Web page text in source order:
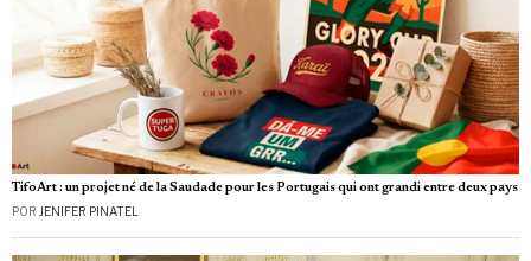
TifoArt : un projet né de la Saudade pour les Portugais qui ont grandi entre deux pays
POR JENIFER PINATEL